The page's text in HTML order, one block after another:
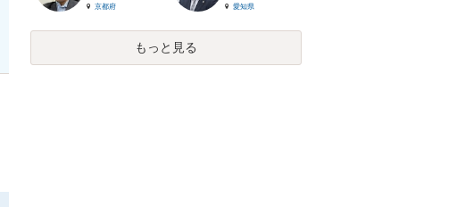
京都府
愛知県
もっと見る